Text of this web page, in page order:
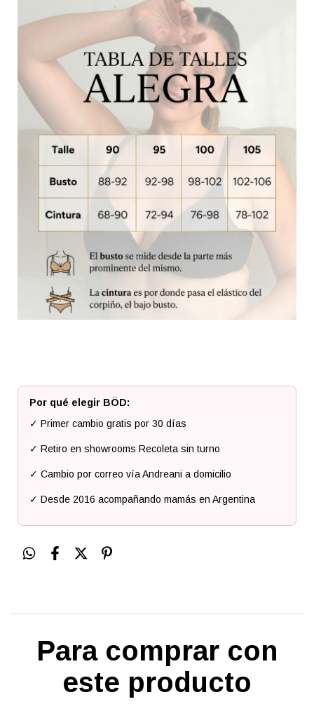
Por qué elegir BÖD:
✓ Primer cambio gratis por 30 días
✓ Retiro en showrooms Recoleta sin turno
✓ Cambio por correo vía Andreani a domicilio
✓ Desde 2016 acompañando mamás en Argentina
Para comprar con
este producto